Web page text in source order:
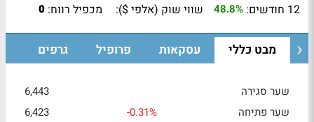
12 חודשים: 48.8% שווי שוק (אלפי $): מכפיל רווח: 0
מבט כללי עסקאות פרופיל גרפים
שער סגירה
6,443
שער פתיחה
-0.31%
6,423